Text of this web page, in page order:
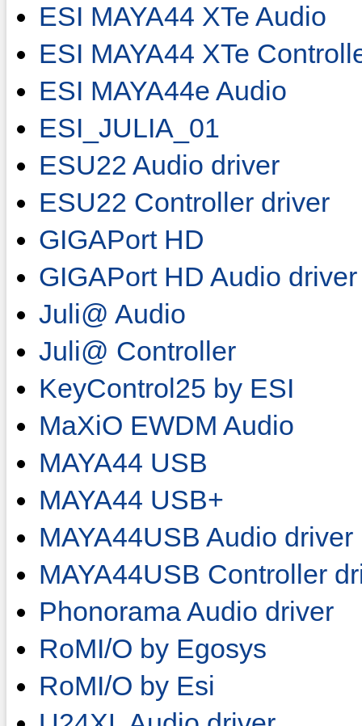
ESI MAYA44 XTe Audio
ESI MAYA44 XTe
ESI MAYA44e Audio
ESI_JULIA_01
ESU22 Audio driver
ESU22 Controller driver
GIGAPort HD
GIGAPort HD Audio driver
Juli@ Audio
Juli@ Controller
KeyControl25 by ESI
MaXiO EWDM Audio
MAYA44 USB
MAYA44 USB+
MAYA44USB Audio driver
MAYA44USB Controller
Phonorama Audio driver
RoMI/O by Egosys
RoMI/O by Esi